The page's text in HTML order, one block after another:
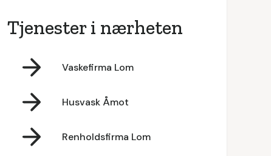
Tjenester i nærheten
Vaskefirma Lom
Husvask Åmot
Renholdsfirma Lom